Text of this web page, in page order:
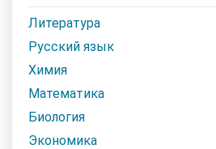
Литература
Русский язык
Химия
Математика
Биология
Экономика